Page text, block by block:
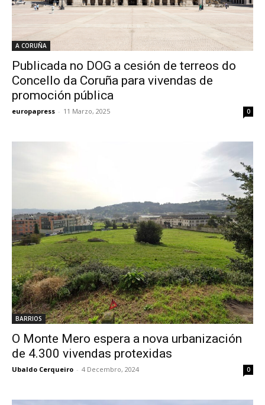
A CORUÑA
Publicada no DOG a cesión de terreos do
Concello da Coruña para vivendas de
promoción pública
europapress - 11 Marzo, 2025 0
BARRIOS
O Monte Mero espera a nova urbanización
de 4.300 vivendas protexidas
Ubaldo Cerqueiro - 4 Decembro, 2024 0